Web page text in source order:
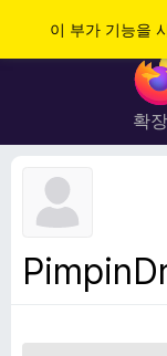
이 부가 기능을
확